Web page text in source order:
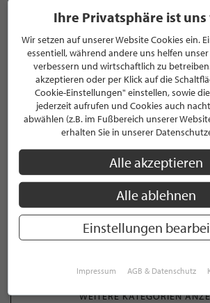
Super Top Fleisch , immer wieder gerne.
Oliver K., 10.08.2023
KATEGORIEN
Steak
Genuss
Gourmet
Fleisch
WEITERE KATEGORIEN
Ihre Privatsphäre ist
Wir setzen auf unserer Website Cookies ein.
essentiell, während andere uns helfen
verbessern und wirtschaftlich zu
akzeptieren oder per Klick auf die
Cookie-Einstellungen" einstellen, sowie
jederzeit aufrufen und Cookies auch
abwählen (z.B. im Fußbereich unserer
erhalten Sie in unserer
Alle akzeptieren
Alle ablehnen
Einstellungen
Impressum AGB & Datenschutz